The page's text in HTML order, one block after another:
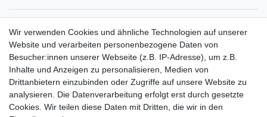
Rechtliche Informationen
Widerrufsrecht
Widerrufsformular
Datenschutzerklärung
Wir verwenden Cookies und ähnliche Technologien auf unserer
Website und verarbeiten personenbezogene Daten von
Besucher:innen unserer Webseite (z.B. IP-Adresse), um z.B.
Inhalte und Anzeigen zu personalisieren, Medien von
Drittanbietern einzubinden oder Zugriffe auf unsere Website zu
analysieren. Die Datenverarbeitung erfolgt erst durch gesetzte
Cookies. Wir teilen diese Daten mit Dritten, die wir in den